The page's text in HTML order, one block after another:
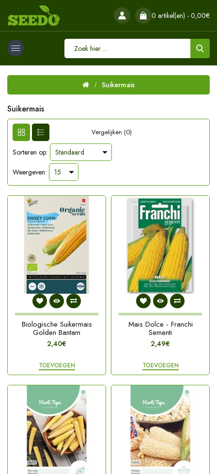
0 artikel(en) - 0,00€
Suikermais
Suikermais
Vergelijken (0)
Sorteren op:
Weergeven:
Biologische Suikermais
Golden Bantam
2,40€
TOEVOEGEN
Mais Dolce - Franchi
Sementi
2,49€
TOEVOEGEN